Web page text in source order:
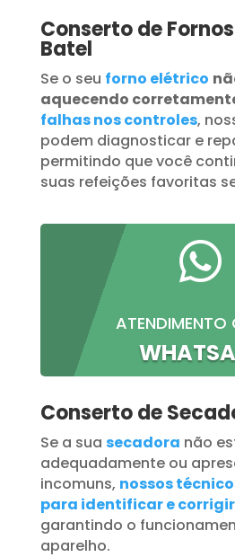
Conserto de
Batel
Se o seu forno elétrico
aquecendo
falhas nos controles,
podem diagnosticar e
permitindo que você
suas refeições favoritas

ATENDIMENTO
Conserto de
Se a sua secadora não
adequadamente ou
incomuns, nossos
para identificar e
garantindo o
aparelho.